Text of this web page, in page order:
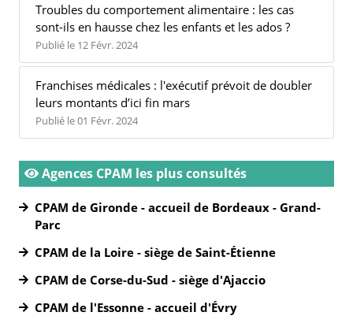
Troubles du comportement alimentaire : les cas
sont-ils en hausse chez les enfants et les ados ?
Publié le 12 Févr. 2024
Franchises médicales : l'exécutif prévoit de doubler
leurs montants d’ici fin mars
Publié le 01 Févr. 2024
Agences CPAM les plus consultés
CPAM de Gironde - accueil de Bordeaux - Grand-
Parc
CPAM de la Loire - siège de Saint-Étienne
CPAM de Corse-du-Sud - siège d'Ajaccio
CPAM de l'Essonne - accueil d'Évry